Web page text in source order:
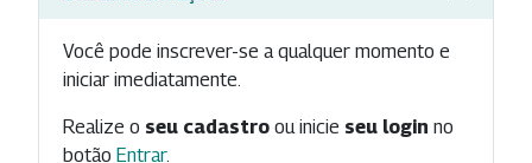
Você pode inscrever-se a qualquer momento e
iniciar imediatamente.
Realize o seu cadastro ou inicie seu login no
botão Entrar.